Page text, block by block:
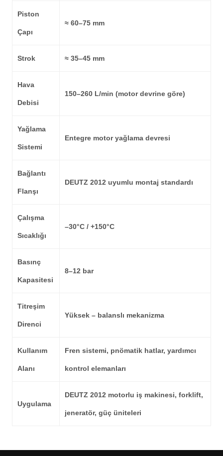
Piston
Çapı
≈ 60–75 mm
Strok ≈ 35–45 mm
Hava
Debisi
150–260 L/min (motor devrine göre)
Yağlama
Sistemi
Entegre motor yağlama devresi
Bağlantı
Flanşı
DEUTZ 2012 uyumlu montaj standardı
Çalışma
Sıcaklığı
–30°C / +150°C
Basınç
Kapasitesi
8–12 bar
Titreşim
Direnci
Yüksek – balanslı mekanizma
Kullanım
Alanı
Fren sistemi, pnömatik hatlar, yardımcı
kontrol elemanları
Uygulama
DEUTZ 2012 motorlu iş makinesi, forklift,
jeneratör, güç üniteleri